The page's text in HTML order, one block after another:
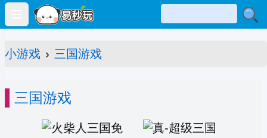
Open main menu
小游戏 › 三国游戏
三国游戏